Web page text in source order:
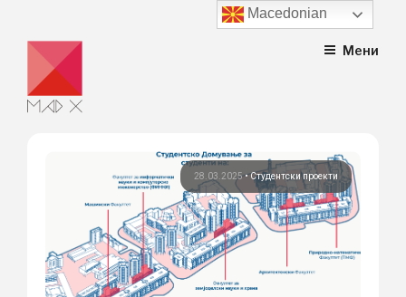
content
Мени
28.03.2025•Студентски проекти
Macedonian